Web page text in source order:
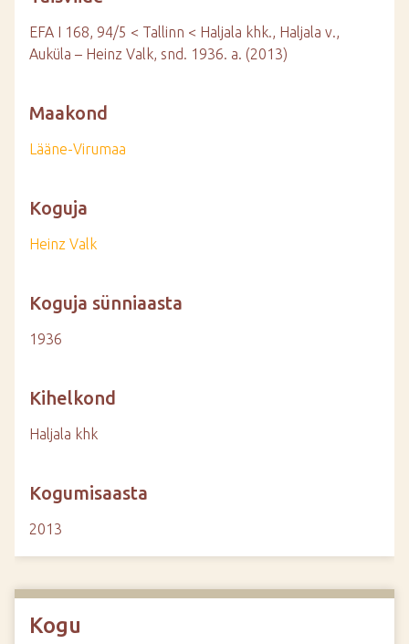
EFA I 168, 94/5 < Tallinn < Haljala khk., Haljala v.,
Auküla – Heinz Valk, snd. 1936. a. (2013)
Maakond
Lääne-Virumaa
Koguja
Heinz Valk
Koguja sünniaasta
1936
Kihelkond
Haljala khk
Kogumisaasta
2013
Kogu